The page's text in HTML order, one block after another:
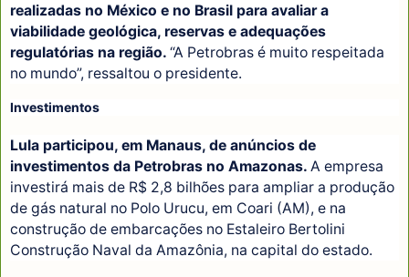
realizadas no México e no Brasil para avaliar a
viabilidade geológica, reservas e adequações
regulatórias na região. “A Petrobras é muito respeitada
no mundo”, ressaltou o presidente.
Investimentos
Lula participou, em Manaus, de anúncios de
investimentos da Petrobras no Amazonas. A empresa
investirá mais de R$ 2,8 bilhões para ampliar a produção
de gás natural no Polo Urucu, em Coari (AM), e na
construção de embarcações no Estaleiro Bertolini
Construção Naval da Amazônia, na capital do estado.